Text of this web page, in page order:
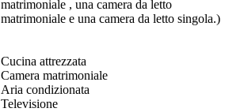
matrimoniale , una camera da letto
matrimoniale e una camera da letto singola.)
Cucina attrezzata
Camera matrimoniale
Aria condizionata
Televisione